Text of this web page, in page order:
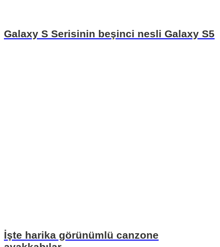
Galaxy S Serisinin beşinci nesli Galaxy S5
İşte harika görünümlü canzone